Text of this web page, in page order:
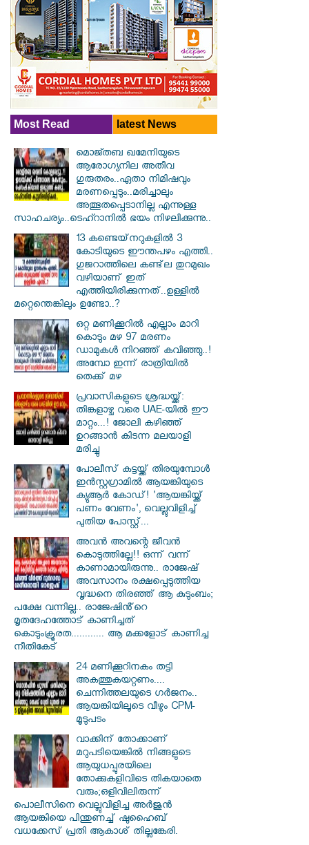
Most Read latest News
മൊജ്തബ ഖമേനിയുടെ
ആരോഗ്യനില അതീവ
ഗുരുതരം..ഏതാ നിമിഷവും
മരണപ്പെടും..മരിച്ചാലും
അത്ഭുതപ്പെടാനില്ല എന്നുള്ള
സാഹചര്യം..ടെഹ്റാനിൽ ഭയം നിഴലിക്കുന്നു..
13 കണ്ടെയ്‌നറുകളിൽ 3
കോടിയുടെ ഈന്തപഴം എത്തി..
ഗുജറാത്തിലെ കണ്ട്‌ല തുറമുഖം
വഴിയാണ് ഇത്
എത്തിയിരിക്കുന്നത്..ഉള്ളിൽ
മറ്റെന്തെങ്കിലും ഉണ്ടോ..?
ഒറ്റ മണിക്കൂറിൽ എല്ലാം മാറി
കൊടും മഴ 97 മരണം
ഡാമുകൾ നിറഞ്ഞ് കവിഞ്ഞു..!
അമ്പോ ഇന്ന് രാത്രിയിൽ
തെക്ക് മഴ
പ്രവാസികളുടെ ശ്രദ്ധയ്ക്ക്:
തിങ്കളാഴ്ച വരെ UAE-യിൽ ഈ
മാറ്റം...! ജോലി കഴിഞ്ഞ്
ഉറങ്ങാൻ കിടന്ന മലയാളി
മരിച്ചു
പോലീസ് കട്ടയ്ക്ക് തിരയുമ്പോൾ
ഇൻസ്റ്റഗ്രാമിൽ ആയങ്കിയുടെ
ക്യുആർ കോഡ്! 'ആയങ്കിയ്ക്ക്
പണം വേണം', വെല്ലുവിളിച്ച്
പുതിയ പോസ്റ്റ്...
അവൻ അവന്റെ ജീവൻ
കൊടുത്തില്ലേ!! ഒന്ന് വന്ന്
കാണാമായിരുന്നു.. രാജേഷ്
അവസാനം രക്ഷപ്പെടുത്തിയ
വൃദ്ധനെ തിരഞ്ഞ് ആ കുടുംബം;
പക്ഷേ വന്നില്ല.. രാജേഷിൻ്റെ
മൃതദേഹത്തോട് കാണിച്ചത്
കൊടുംക്രൂരത............ ആ മക്കളോട് കാണിച്ച
നീതികേട്
24 മണിക്കൂറിനകം തട്ടി
അകത്തുകയറ്റണം....
ചെന്നിത്തലയുടെ ഗർജനം..
ആയങ്കിയിലൂടെ വീഴും CPM-
മൂടുപടം
വാക്കിന് തോക്കാണ്
മറുപടിയെങ്കിൽ നിങ്ങളുടെ
ആയുധപ്പുരയിലെ
തോക്കുകളിവിടെ തികയാതെ
വരും;ഒളിവിലിരുന്ന്
പൊലീസിനെ വെല്ലുവിളിച്ച അർജുൻ
ആയങ്കിയെ പിന്തുണച്ച് ഷുഹൈബ്
വധക്കേസ് പ്രതി ആകാശ് തില്ലങ്കേരി.